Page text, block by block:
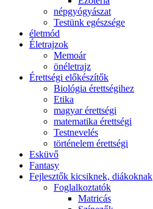
népgyógyászat
Testünk egészsége
életmód
Életrajzok
Memoár
önéletrajz
Érettségi előkészítők
Biológia érettségihez
Etika
magyar érettségi
matematika érettségi
Testnevelés
történelem érettségi
Esküvő
Fantasy
Fejlesztők kicsiknek, diákoknak
Foglalkoztatók
Matricás